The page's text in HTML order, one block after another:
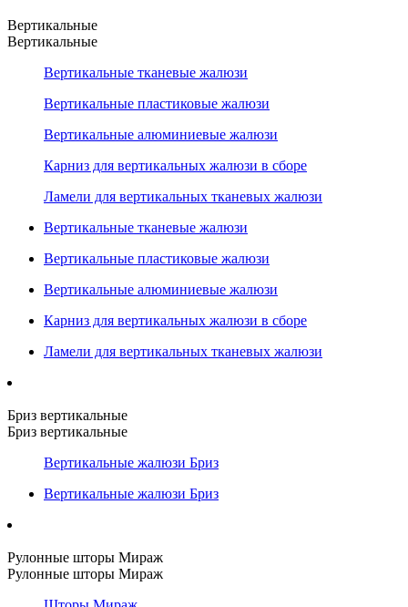
Вертикальные
Вертикальные
Вертикальные тканевые жалюзи
Вертикальные пластиковые жалюзи
Вертикальные алюминиевые жалюзи
Карниз для вертикальных жалюзи в сборе
Ламели для вертикальных тканевых жалюзи
Вертикальные тканевые жалюзи
Вертикальные пластиковые жалюзи
Вертикальные алюминиевые жалюзи
Карниз для вертикальных жалюзи в сборе
Ламели для вертикальных тканевых жалюзи
Бриз вертикальные
Бриз вертикальные
Вертикальные жалюзи Бриз
Вертикальные жалюзи Бриз
Рулонные шторы Мираж
Рулонные шторы Мираж